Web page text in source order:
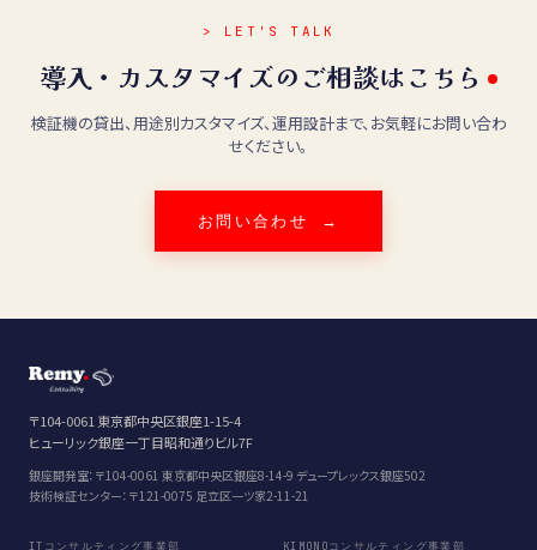
> LET'S TALK
導入・カスタマイズのご相談はこちら
検証機の貸出、用途別カスタマイズ、運用設計まで、お気軽にお問い合わ
せください。
お問い合わせ →
〒104-0061 東京都中央区銀座1-15-4
ヒューリック銀座一丁目昭和通りビル7F
銀座開発室：〒104-0061 東京都中央区銀座8-14-9 デュープレックス銀座502
技術検証センター：〒121-0075 足立区一ツ家2-11-21
ITコンサルティング事業部 KIMONOコンサルティング事業部